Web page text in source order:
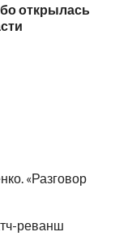
открылась
«Разговор
реванш